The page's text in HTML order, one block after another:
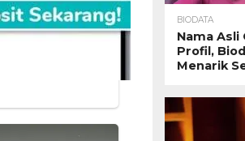
BIODATA
Nama Asli
Profil,
Menarik